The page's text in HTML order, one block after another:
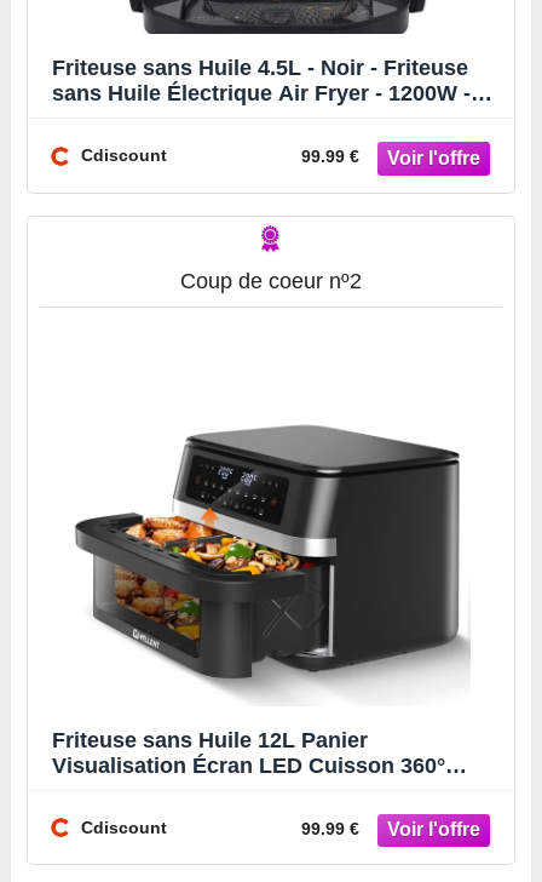
Friteuse sans Huile 4.5L - Noir - Friteuse
sans Huile Électrique Air Fryer - 1200W -
Cdiscount 99.99 €
Coup de coeur nº2
Friteuse sans Huile 12L Panier
Visualisation Écran LED Cuisson 360°
Cdiscount 99.99 €